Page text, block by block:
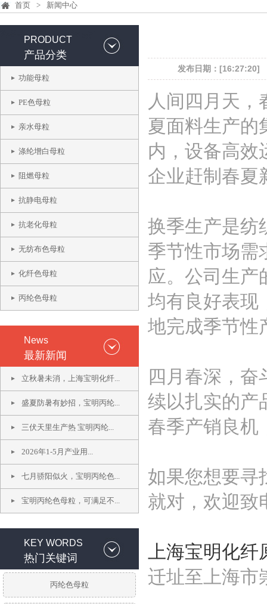
首页 > 新闻中心
PRODUCT
产品分类
功能母粒
PE色母粒
亲水母粒
涤纶增白母粒
阻燃母粒
抗静电母粒
抗老化母粒
无纺布色母粒
化纤色母粒
丙纶色母粒
News
最新新闻
立秋暑未消，上海宝明化纤...
盛夏防暑有妙招，宝明丙纶...
三伏天里生产热 宝明丙纶...
2026年1-5月产业用...
七月骄阳似火，宝明丙纶色...
宝明丙纶色母粒，可满足不...
KEY WORDS
热门关键词
丙纶色母粒
发布日期：[16:27:20]
人间四月天
夏面料生产的
内，设备高效
企业赶制春夏
换季生产是纺
季节性市场需
应。公司生产
均有良好表现
地完成季节性
四月春深，
续以扎实的产
春季产销良机
如果您想要寻
就对，欢迎致
上海宝明化纤
迁址至上海市